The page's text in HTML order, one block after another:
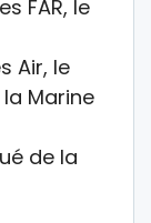
FAR, le
Air, le
Marine
de la